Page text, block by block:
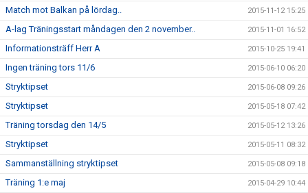
Match mot Balkan på lördag.. 2015-11-12 15:25
A-lag Träningsstart måndagen den 2 november.. 2015-11-01 16:52
Informationsträff Herr A 2015-10-25 19:41
Ingen träning tors 11/6 2015-06-10 06:20
Stryktipset 2015-06-08 09:26
Stryktipset 2015-05-18 07:42
Träning torsdag den 14/5 2015-05-12 13:26
Stryktipset 2015-05-11 08:32
Sammanställning stryktipset 2015-05-08 09:18
Träning 1:e maj 2015-04-29 10:44